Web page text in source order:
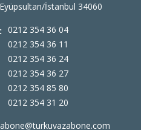
Eyüpsultan/İstanbul 34060
0212 354 36 04
0212 354 36 11
0212 354 36 24
0212 354 36 27
0212 354 85 80
0212 354 31 20
abone@turkuvazabone.com